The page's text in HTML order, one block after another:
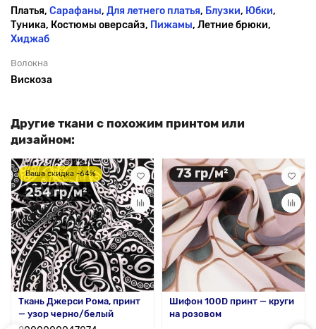
Платья, Сарафаны, Для летнего платья, Блузки, Юбки,
Туника, Костюмы оверсайз, Пижамы, Летние брюки,
Хиджаб
Волокна
Вискоза
Другие ткани с похожим принтом или
дизайном:
Ваша скидка -64%
254 гр/м²
Ткань Джерси Рома, принт
— узор черно/белый
73 гр/м²
Шифон 100D принт — круги
на розовом